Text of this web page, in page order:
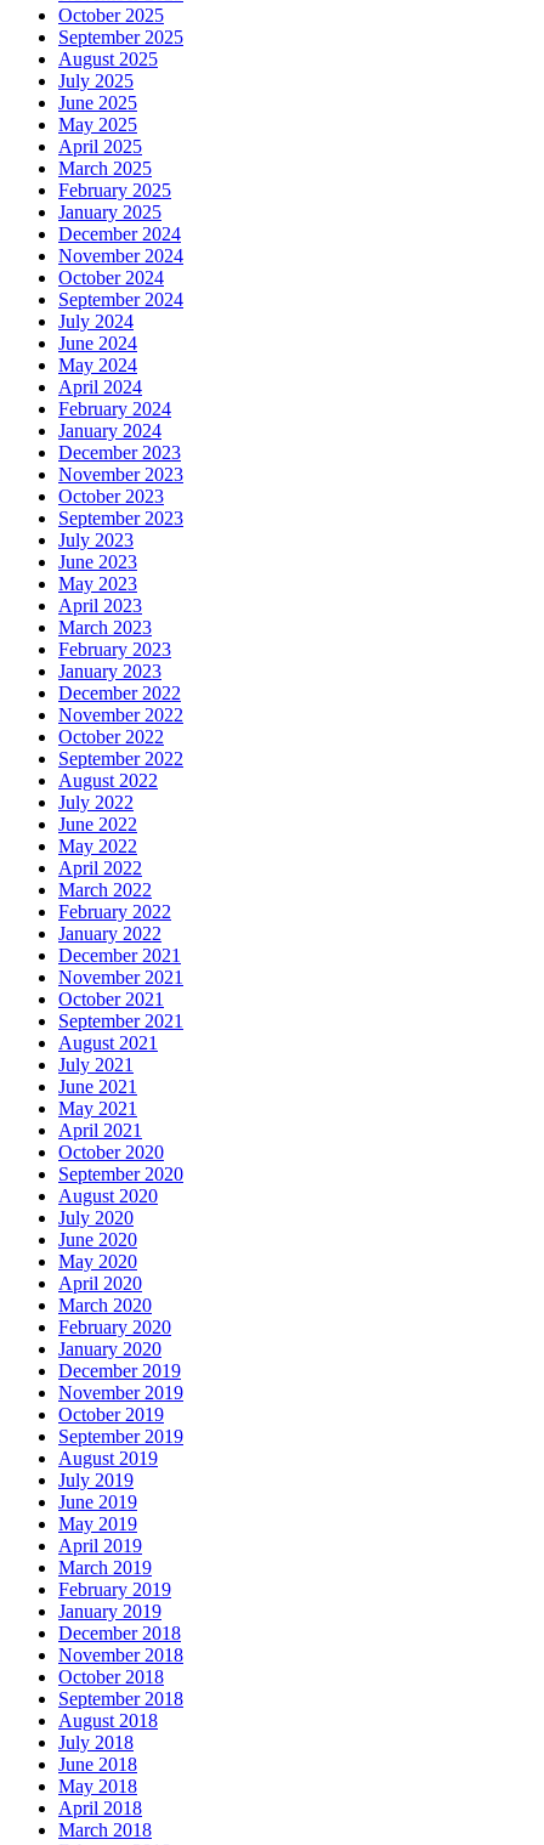
October 2025
September 2025
August 2025
July 2025
June 2025
May 2025
April 2025
March 2025
February 2025
January 2025
December 2024
November 2024
October 2024
September 2024
July 2024
June 2024
May 2024
April 2024
February 2024
January 2024
December 2023
November 2023
October 2023
September 2023
July 2023
June 2023
May 2023
April 2023
March 2023
February 2023
January 2023
December 2022
November 2022
October 2022
September 2022
August 2022
July 2022
June 2022
May 2022
April 2022
March 2022
February 2022
January 2022
December 2021
November 2021
October 2021
September 2021
August 2021
July 2021
June 2021
May 2021
April 2021
October 2020
September 2020
August 2020
July 2020
June 2020
May 2020
April 2020
March 2020
February 2020
January 2020
December 2019
November 2019
October 2019
September 2019
August 2019
July 2019
June 2019
May 2019
April 2019
March 2019
February 2019
January 2019
December 2018
November 2018
October 2018
September 2018
August 2018
July 2018
June 2018
May 2018
April 2018
March 2018